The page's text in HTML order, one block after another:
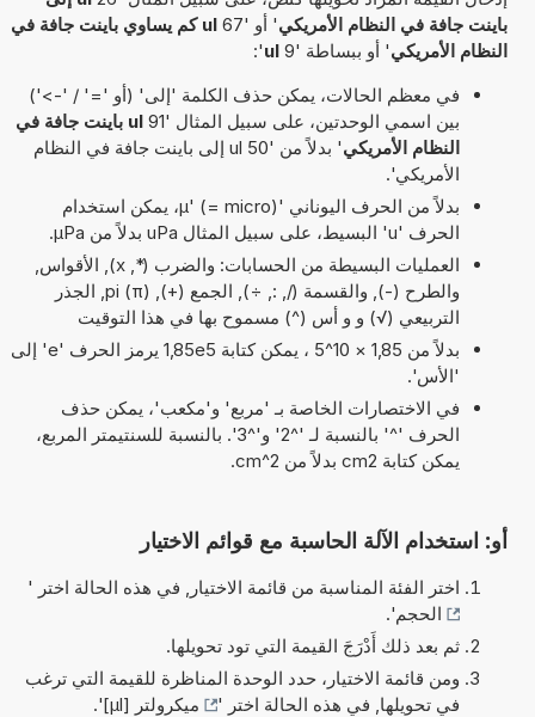
باينت جافة في النظام الأمريكي' أو '67
ul كم يساوي باينت جافة في
النظام الأمريكي' أو ببساطة '9 ul
':
في معظم الحالات، يمكن حذف الكلمة 'إلى' (أو '=' / '->')
بين اسمي الوحدتين، على سبيل المثال '91
ul باينت جافة في
النظام الأمريكي
' بدلاً من '50 ul إلى باينت جافة في النظام
الأمريكي'.
بدلاً من الحرف اليوناني 'µ' (= micro)، يمكن استخدام
الحرف 'u' البسيط، على سبيل المثال uPa بدلاً من µPa.
العمليات البسيطة من الحسابات: والضرب (*, x), الأقواس,
والطرح (-), والقسمة (/, :, ÷), الجمع (+), pi (π), الجذر
التربيعي (√) و و أس (^) مسموح بها في هذا التوقيت
بدلاً من 1,85 × 10^5 ، يمكن كتابة 1,85e5 يرمز الحرف 'e' إلى
'الأس'.
في الاختصارات الخاصة بـ 'مربع' و'مكعب'، يمكن حذف
الحرف '^' بالنسبة لـ '^2' و'^3'. بالنسبة للسنتيمتر المربع،
يمكن كتابة cm2 بدلاً من cm^2.
أو: استخدام الآلة الحاسبة مع قوائم الاختيار
اختر الفئة المناسبة من قائمة الاختيار, في هذه الحالة اختر '
الحجم'.
ثم بعد ذلك أَدْرَجَ القيمة التي تود تحويلها.
ومن قائمة الاختيار، حدد الوحدة المناظرة للقيمة التي ترغب
في تحويلها, في هذه الحالة اختر '
ميكرولتر [µl]
'.